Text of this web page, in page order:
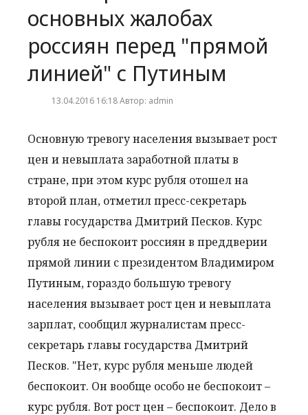
основных жалобах
россиян перед "прямой
линией" с Путиным
13.04.2016 16:18 Автор: admin
Основную тревогу населения вызывает рост
цен и невыплата заработной платы в
стране, при этом курс рубля отошел на
второй план, отметил пресс-секретарь
главы государства Дмитрий Песков. Курс
рубля не беспокоит россиян в преддверии
прямой линии с президентом Владимиром
Путиным, гораздо большую тревогу
населения вызывает рост цен и невыплата
зарплат, сообщил журналистам пресс-
секретарь главы государства Дмитрий
Песков. "Нет, курс рубля меньше людей
беспокоит. Он вообще особо не беспокоит –
курс рубля. Вот рост цен – беспокоит. Дело в